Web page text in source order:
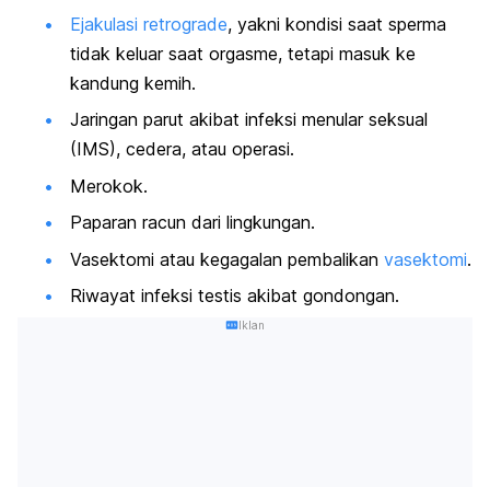
Ejakulasi retrograde, yakni kondisi saat sperma
tidak keluar saat orgasme, tetapi masuk ke
kandung kemih.
Jaringan parut akibat infeksi menular seksual
(IMS), cedera, atau operasi.
Merokok.
Paparan racun dari lingkungan.
Vasektomi atau kegagalan pembalikan vasektomi.
Riwayat infeksi testis akibat gondongan.
Iklan